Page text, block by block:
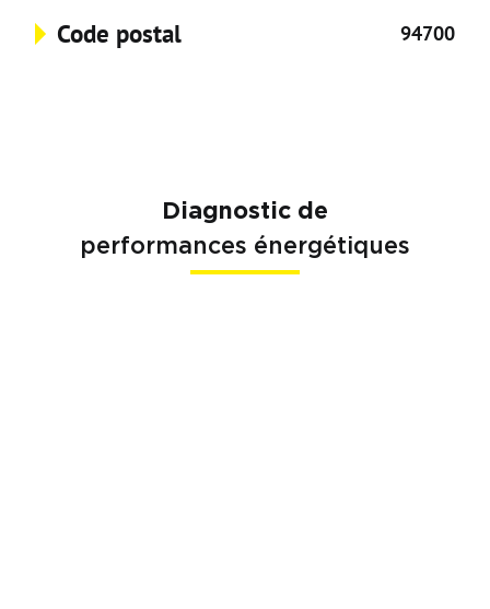
Code postal 94700
Diagnostic de
performances énergétiques